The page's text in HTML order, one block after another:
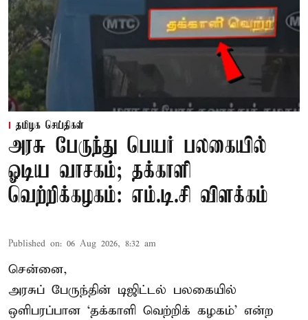
தமிழக செய்திகள்
அரசு பேருந்து பெயர் பலகையில்
ஓடிய வாசகம்; தக்காளி
வெற்றிக்கழகம்: எம்.டி.சி விளக்கம்
Published on: 06 Aug 2026, 8:32 am
சென்னை,
அரசுப் பேருந்தின் டிஜிட்டல் பலகையில்
ஒளிபரப்பான ‘தக்காளி வெற்றிக் கழகம்’ என்ற